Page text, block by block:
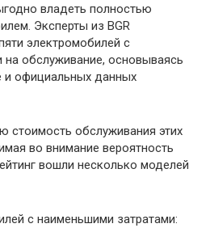
владеть полностью
Эксперты из BGR
электромобилей с
обслуживание, основываясь
и официальных данных
стоимость обслуживания этих
во внимание вероятность
вошли несколько моделей
с наименьшими затратами: